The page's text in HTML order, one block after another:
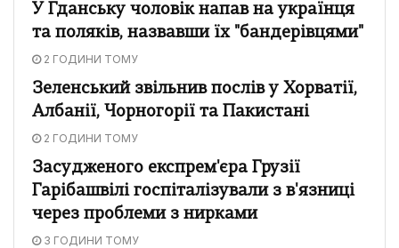
У Гданську чоловік напав на українця
та поляків, назвавши їх "бандерівцями"
2 ГОДИНИ ТОМУ
Зеленський звільнив послів у Хорватії,
Албанії, Чорногорії та Пакистані
2 ГОДИНИ ТОМУ
Засудженого експрем'єра Грузії
Гарібашвілі госпіталізували з в'язниці
через проблеми з нирками
3 ГОДИНИ ТОМУ